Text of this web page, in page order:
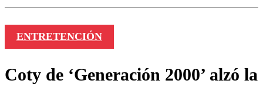
ENTRETENCIÓN
Coty de ‘Generación 2000’ alzó la